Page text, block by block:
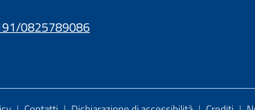
0825789086